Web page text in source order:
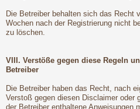
Die Betreiber behalten sich das Recht
Wochen nach der Registrierung nicht
zu löschen.
VIII. Verstöße gegen diese Regeln
Betreiber
Die Betreiber haben das Recht, nach
Verstoß gegen diesen Disclaimer oder
der Betreiber enthaltene Anweisungen